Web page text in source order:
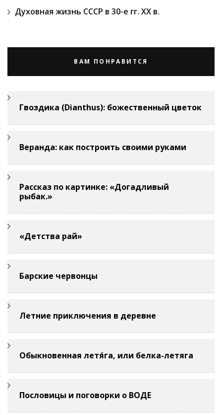
Духовная жизнь СССР в 30-е гг. ХХ в.
ВАМ ПОНРАВИТСЯ
Гвоздикa (Di­anthus): божественный цветок
Веранда: как построить своими руками
Рассказ по картинке: «Догадливый
рыбак.»
«Детства рай»
Барские червонцы
Летние приключения в деревне
Обыкновенная летя́га, или белка-летяга
Пословицы и поговорки о ВОДЕ